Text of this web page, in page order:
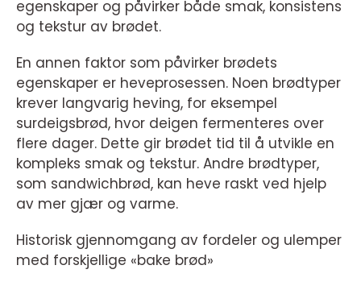
egenskaper og påvirker både smak, konsistens
og tekstur av brødet.
En annen faktor som påvirker brødets
egenskaper er heveprosessen. Noen brødtyper
krever langvarig heving, for eksempel
surdeigsbrød, hvor deigen fermenteres over
flere dager. Dette gir brødet tid til å utvikle en
kompleks smak og tekstur. Andre brødtyper,
som sandwichbrød, kan heve raskt ved hjelp
av mer gjær og varme.
Historisk gjennomgang av fordeler og ulemper
med forskjellige «bake brød»